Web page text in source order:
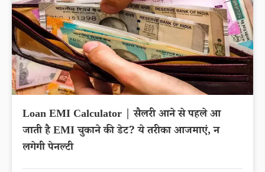
Loan EMI Calculator | सैलरी आने से पहले आ
जाती है EMI चुकाने की डेट? ये तरीका आजमाएं, न
लगेगी पेनल्‍टी